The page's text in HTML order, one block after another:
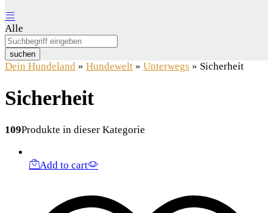
Alle
suchen
Dein Hundeland » Hundewelt » Unterwegs » Sicherheit
Sicherheit
109Produkte in dieser Kategorie
Add to cart